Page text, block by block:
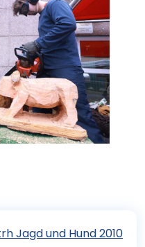
Jagd und Hund 2010